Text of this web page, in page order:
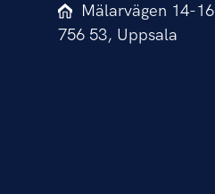
Mälarvägen 14-16
756 53, Uppsala